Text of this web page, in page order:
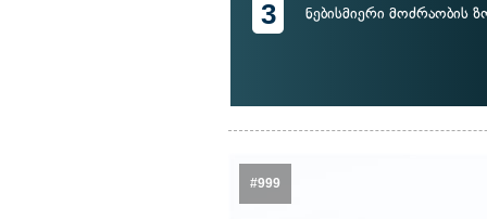
3 ნებისმიერი მოძრაობის
#999